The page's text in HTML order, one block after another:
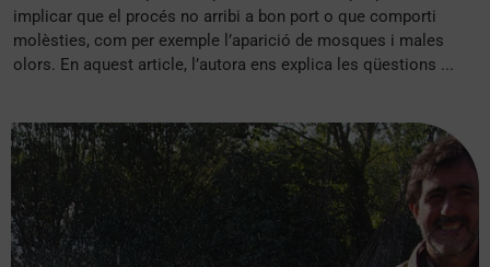
implicar que el procés no arribi a bon port o que comporti
molèsties, com per exemple l’aparició de mosques i males
olors. En aquest article, l’autora ens explica les qüestions ...